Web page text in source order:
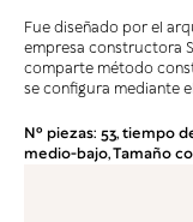
Fue diseñado por el
empresa constructora
comparte método
se configura mediante
Nº piezas: 53, tiempo
medio-bajo, Tamaño